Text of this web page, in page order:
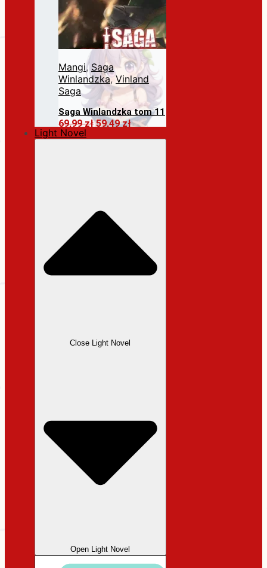
Mangi, Saga
Winlandzka, Vinland
Saga
Saga Winlandzka tom 11
69,99złPierwotna
59,49złAktualna
Dodaj do koszyka
Light Novel
Close Light Novel
Open Light Novel